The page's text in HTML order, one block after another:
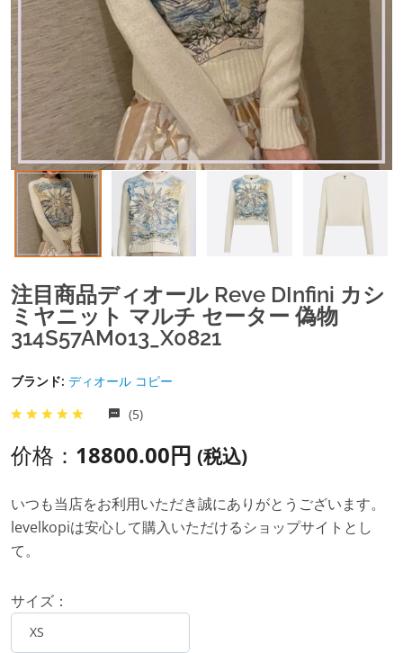
注目商品ディオール Reve DInfini カシ
ミヤニット マルチ セーター 偽物
314S57AM013_X0821
ブランド: ディオール コピー
(5)
价格： 18800.00円 (税込)
いつも当店をお利用いただき誠にありがとうございます。
levelkopiは安心して購入いただけるショップサイトとし
て。
サイズ：